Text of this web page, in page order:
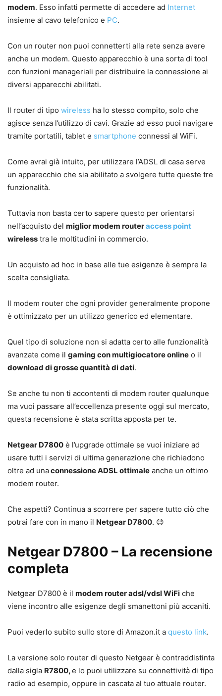
modem. Esso infatti permette di accedere ad Internet
insieme al cavo telefonico e PC.
Con un router non puoi connetterti alla rete senza avere
anche un modem. Questo apparecchio è una sorta di tool
con funzioni manageriali per distribuire la connessione ai
diversi apparecchi abilitati.
Il router di tipo wireless ha lo stesso compito, solo che
agisce senza l’utilizzo di cavi. Grazie ad esso puoi navigare
tramite portatili, tablet e smartphone connessi al WiFi.
Come avrai già intuito, per utilizzare l’ADSL di casa serve
un apparecchio che sia abilitato a svolgere tutte queste tre
funzionalità.
Tuttavia non basta certo sapere questo per orientarsi
nell’acquisto del miglior modem routeraccess point
wireless tra le moltitudini in commercio.
Un acquisto ad hoc in base alle tue esigenze è sempre la
scelta consigliata.
Il modem router che ogni provider generalmente propone
è ottimizzato per un utilizzo generico ed elementare.
Quel tipo di soluzione non si adatta certo alle funzionalità
avanzate come il gaming con multigiocatore online o il
download di grosse quantità di dati.
Se anche tu non ti accontenti di modem router qualunque
ma vuoi passare all’eccellenza presente oggi sul mercato,
questa recensione è stata scritta apposta per te.
Netgear D7800 è l’upgrade ottimale se vuoi iniziare ad
usare tutti i servizi di ultima generazione che richiedono
oltre ad unaconnessione ADSL ottimale anche un ottimo
modem router.
Che aspetti? Continua a scorrere per sapere tutto ciò che
potrai fare con in mano il Netgear D7800. 😉
Netgear D7800 – La recensione
completa
Netgear D7800 è il modem router adsl/vdsl WiFi che
viene incontro alle esigenze degli smanettoni più accaniti.
Puoi vederlo subito sullo store di Amazon.it a questo link.
La versione solo router di questo Netgear è contraddistinta
dalla sigla R7800,e lo puoi utilizzare su connettività di tipo
radio ad esempio, oppure in cascata al tuo attuale router.